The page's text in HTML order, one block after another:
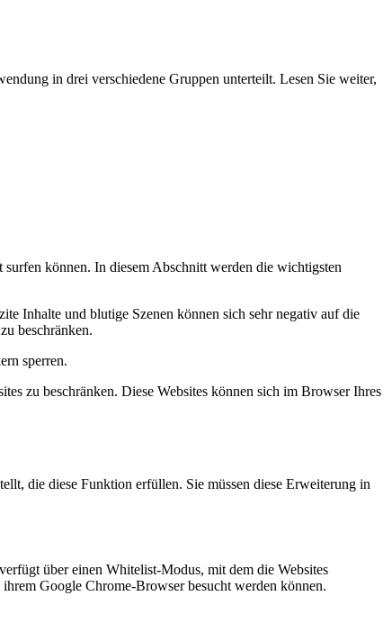
in drei verschiedene Gruppen unterteilt. Lesen Sie weiter,
können. In diesem Abschnitt werden die wichtigsten
Inhalte und blutige Szenen können sich sehr negativ auf die
beschränken.
sperren.
zu beschränken. Diese Websites können sich im Browser Ihres
die diese Funktion erfüllen. Sie müssen diese Erweiterung in
über einen Whitelist-Modus, mit dem die Websites
Google Chrome-Browser besucht werden können.